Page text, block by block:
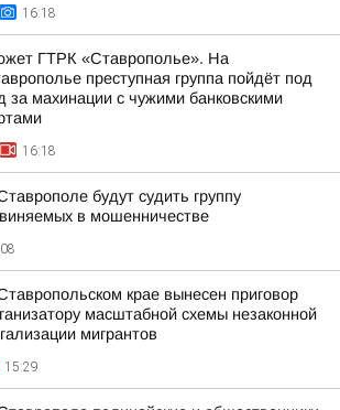
16:18
ГТРК «Ставрополье». На
преступная группа пойдёт под
за махинации с чужими банковскими
16:18
будут судить группу
в мошенничестве
крае вынесен приговор
масштабной схемы незаконной
мигрантов
15:29